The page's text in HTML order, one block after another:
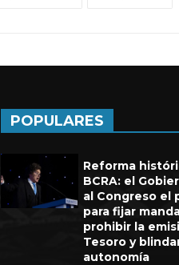
POPULARES
Reforma
BCRA: el
al Congreso el
para fijar
prohibir la
Tesoro y
autonomía